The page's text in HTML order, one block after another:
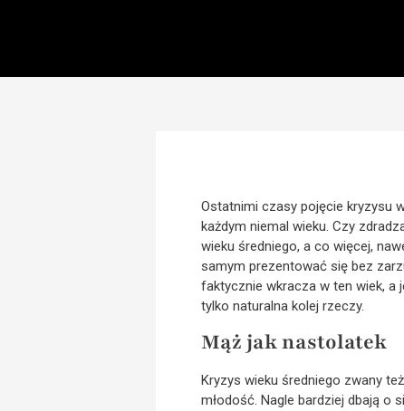
Ostatnimi czasy pojęcie kryzysu
każdym niemal wieku. Czy
wieku średniego, a co więcej,
samym prezentować się bez
faktycznie wkracza w ten wiek, a
tylko naturalna kolej rzeczy.
Mąż jak nastolatek
Kryzys wieku średniego zwany
młodość. Nagle bardziej dbają o